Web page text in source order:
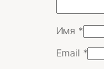
Имя *
Email *